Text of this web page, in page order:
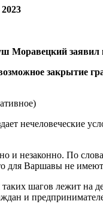
Моравецкий
нечеловеческие
и незаконно. По
для Варшавы не
таких шагов лежит
и